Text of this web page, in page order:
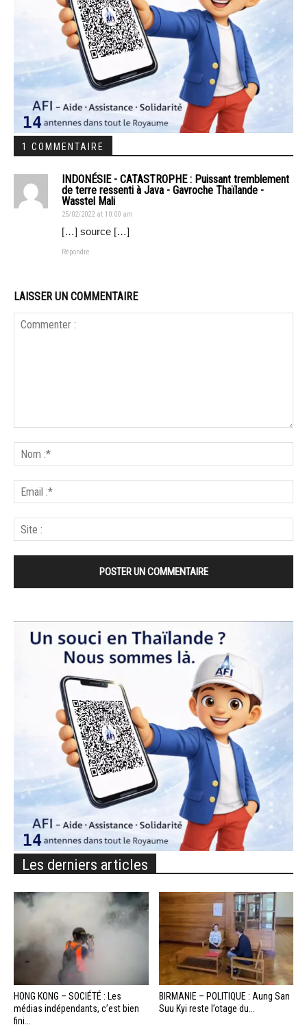
1 COMMENTAIRE
INDONÉSIE - CATASTROPHE : Puissant tremblement
de terre ressenti à Java - Gavroche Thaïlande -
Wasstel Mali
25/02/2022 at 10:00 am
[…] source […]
Répondre
LAISSER UN COMMENTAIRE
Les derniers articles
HONG KONG – SOCIÉTÉ : Les
médias indépendants, c’est bien
fini...
BIRMANIE – POLITIQUE : Aung San
Suu Kyi reste l’otage du...